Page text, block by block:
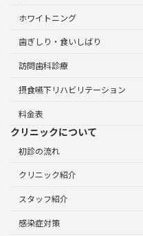
ホワイトニング
歯ぎしり・食いしばり
訪問歯科診療
摂食嚥下リハビリテーション
料金表
クリニックについて
初診の流れ
クリニック紹介
スタッフ紹介
感染症対策